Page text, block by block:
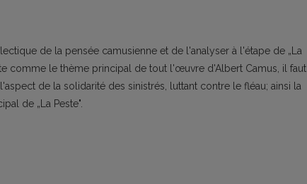
de la pensée camusienne et de l'analyser à l'étape de „La
comme le thème principal de tout l'œuvre d'Albert Camus, il faut
de la solidarité des sinistrés, luttant contre le fléau; ainsi la
de „La Peste".